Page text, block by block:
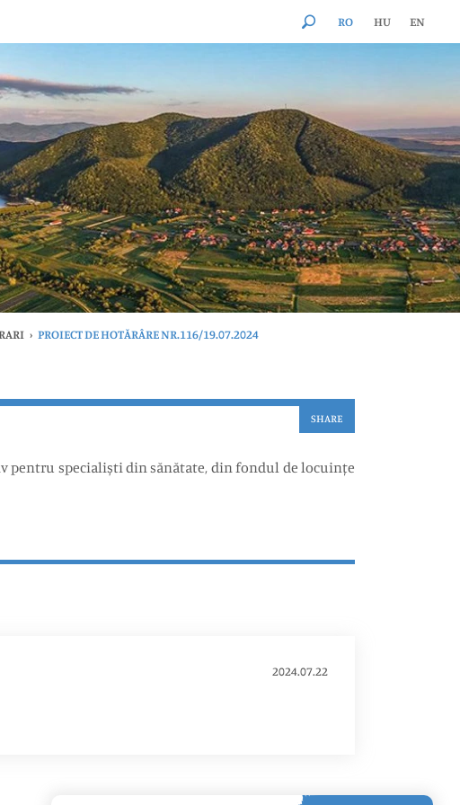
RO HU EN
› PROIECT DE HOTĂRÂRE NR.116/19.07.2024
SHARE
pentru specialiști din sănătate, din fondul de locuințe
2024.07.22